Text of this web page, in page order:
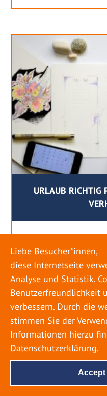
URLAUB RICHTIG
Egal ob Sommer
genießen ihren
weiter weg, die
lieber in der Heimat.
Zeit wegfahren
beachten, damit
Überraschung
möglichst
Accept
Liebe Besucher*innen,
diese Internetseite
Analyse und Statistik.
Benutzerfreundlichkeit
verbessern. Durch die
stimmen Sie der
Informationen hierzu
Datenschutzerklärung.